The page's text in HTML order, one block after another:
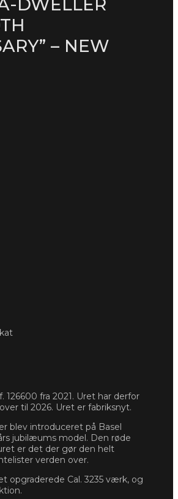
– NEW
126600 fra 2021. Uret har derfor
til 2026. Uret er fabriksnyt.
blev introduceret på Basel
jubilæums model. Den røde
er det der gør den helt
verden over.
opgraderede Cal. 3235 værk, og